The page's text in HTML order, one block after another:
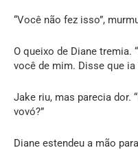
“Você não fez isso”,
O queixo de Diane tremia.
você de mim. Disse que ia
Jake riu, mas parecia dor.
vovó?”
Diane estendeu a mão